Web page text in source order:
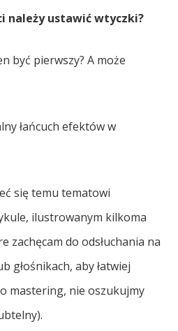
należy ustawić wtyczki?
być pierwszy? A może
łańcuch efektów w
się temu tematowi
ilustrowanym kilkoma
zachęcam do odsłuchania na
głośnikach, aby łatwiej
mastering, nie oszukujmy